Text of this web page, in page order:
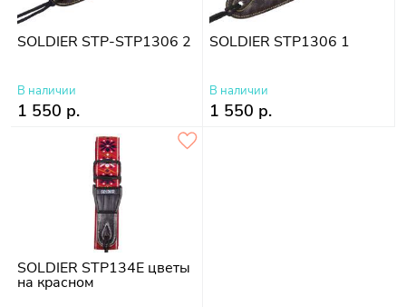
SOLDIER STP-STP1306 2
В наличии
1 550 р.
SOLDIER STP1306 1
В наличии
1 550 р.
SOLDIER STP134E цветы
на красном